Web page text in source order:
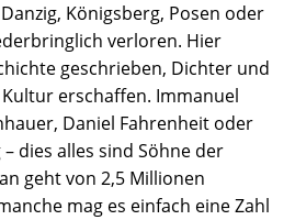
Königsberg, Posen oder
verloren. Hier
geschrieben, Dichter und
erschaffen. Immanuel
Daniel Fahrenheit oder
dies alles sind Söhne der
geht von 2,5 Millionen
mag es einfach eine Zahl